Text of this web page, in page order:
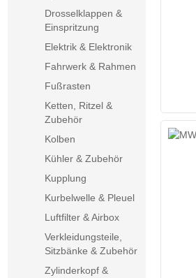
Drosselklappen &
Einspritzung
Elektrik & Elektronik
Fahrwerk & Rahmen
Fußrasten
Ketten, Ritzel &
Zubehör
Kolben
Kühler & Zubehör
Kupplung
Kurbelwelle & Pleuel
Luftfilter & Airbox
Verkleidungsteile,
Sitzbänke & Zubehör
Zylinderkopf &